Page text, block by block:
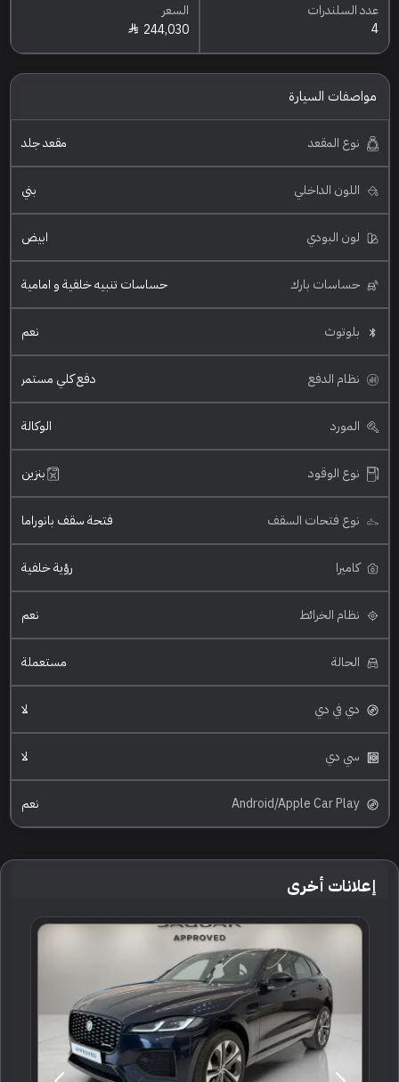
عدد السلندرات
4
السعر
244,030
مواصفات السيارة
نوع المقعد مقعد جلد
اللون الداخلي بني
لون البودي ابيض
حساسات بارك حساسات تنبيه خلفية و امامية
بلوتوث نعم
نظام الدفع دفع كلي مستمر
المورد الوكالة
نوع الوقود بنزين
نوع فتحات السقف فتحة سقف بانوراما
كاميرا رؤية خلفية
نظام الخرائط نعم
الحالة مستعملة
دي في دي لا
سي دي لا
Android/Apple Car Play نعم
إعلانات أخرى